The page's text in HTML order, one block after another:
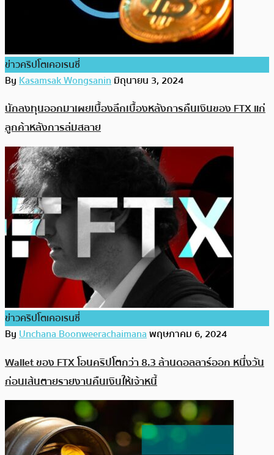
ข่าวคริปโตเคอเรนซี่
ByKasamsak Wongsaninมิถุนายน 3, 2024
นักลงทุนออกมาเผยเบื้องลึกเบื้องหลังการคืนเงินของ FTX แก่
ลูกค้าหลังการล่มสลาย
ข่าวคริปโตเคอเรนซี่
ByUnchana Boonweerachaimanaพฤษภาคม 6, 2024
Wallet ของ FTX โอนคริปโตกว่า 8.3 ล้านดอลลาร์ออก หนึ่งวัน
ก่อนเส้นตายรายงานคืนเงินให้เจ้าหนี้